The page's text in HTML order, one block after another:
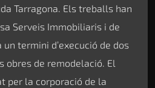
Tarragona. Els treballs han
Serveis Immobiliaris i de
termini d’execució de dos
obres de remodelació. El
per la corporació de la